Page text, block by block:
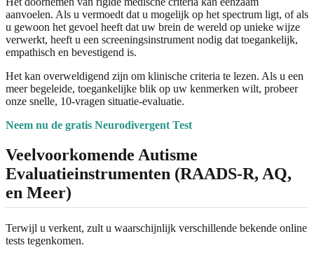
aanvoelen. Als u vermoedt dat u mogelijk op het spectrum ligt, of als
u gewoon het gevoel heeft dat uw brein de wereld op unieke wijze
verwerkt, heeft u een screeningsinstrument nodig dat toegankelijk,
empathisch en bevestigend is.
Het kan overweldigend zijn om klinische criteria te lezen. Als u een
meer begeleide, toegankelijke blik op uw kenmerken wilt, probeer
onze snelle, 10-vragen situatie-evaluatie.
Neem nu de gratis Neurodivergent Test
Veelvoorkomende Autisme
Evaluatieinstrumenten (RAADS-R, AQ,
en Meer)
Terwijl u verkent, zult u waarschijnlijk verschillende bekende online
tests tegenkomen.